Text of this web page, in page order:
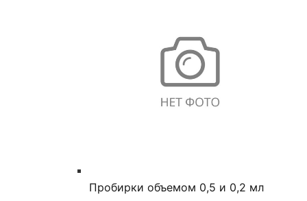
Пробирки объемом 0,5 и 0,2 мл